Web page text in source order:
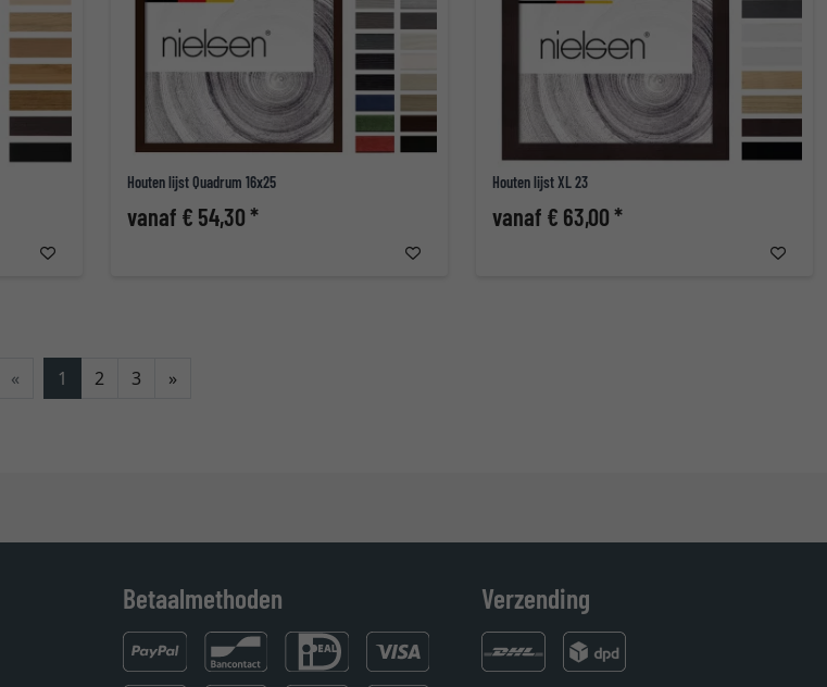
Houten lijst Quadrum 16x25
vanaf € 54,30 *
Houten lijst XL 23
vanaf € 63,00 *
« 1 2 3 »Verder
Betaalmethoden Verzending